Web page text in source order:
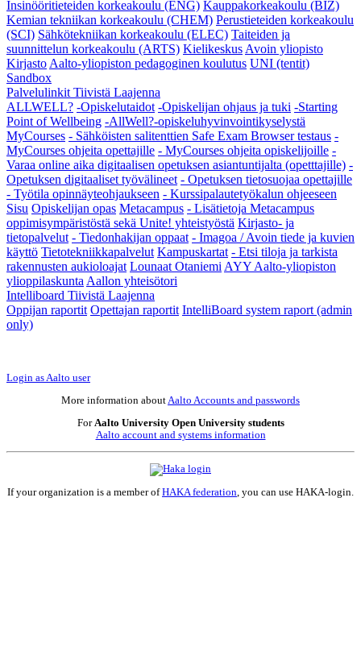
Insinööritieteiden korkeakoulu (ENG) Kauppakorkeakoulu (BIZ)
Kemian tekniikan korkeakoulu (CHEM) Perustieteiden korkeakoulu
(SCI) Sähkötekniikan korkeakoulu (ELEC) Taiteiden ja
suunnittelun korkeakoulu (ARTS) Kielikeskus Avoin yliopisto
Kirjasto Aalto-yliopiston pedagoginen koulutus UNI (tentit)
Sandbox
Palvelulinkit Tiivistä Laajenna
ALLWELL? -Opiskelutaidot -Opiskelijan ohjaus ja tuki -Starting
Point of Wellbeing -AllWell?-opiskeluhyvinvointikyselystä
MyCourses - Sähköisten salitenttien Safe Exam Browser testaus -
MyCourses ohjeita opettajille - MyCourses ohjeita opiskelijoille -
Varaa online aika digitaalisen opetuksen asiantuntijalta (opetttajille) -
Opetuksen digitaaliset työvälineet - Opetuksen tietosuojaa opettajille
- Työtila opinnäyteohjaukseen - Kurssipalautetyökalun ohjeeseen
Sisu Opiskelijan opas Metacampus - Lisätietoja Metacampus
oppimisympäristöstä sekä Unite! yhteistyöstä Kirjasto- ja
tietopalvelut - Tiedonhakijan oppaat - Imagoa / Avoin tiede ja kuvien
käyttö Tietotekniikkapalvelut Kampuskartat - Etsi tiloja ja tarkista
rakennusten aukioloajat Lounaat Otaniemi AYY Aalto-yliopiston
ylioppilaskunta Aallon yhteisötori
Intelliboard Tiivistä Laajenna
Oppijan raportit Opettajan raportit IntelliBoard system raport (admin
only)
Login as Aalto user
More information about Aalto Accounts and passwords
For Aalto University Open Universitystudents
Aalto account and systems information
If your organization is a member ofHAKA federation, you can use HAKA-login.